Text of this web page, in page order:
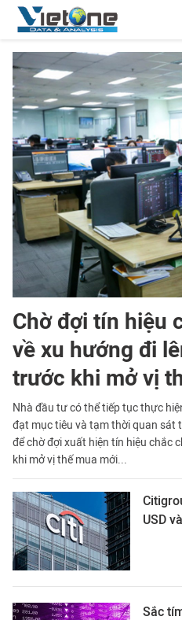
Chờ đợi tín hiệu
về xu hướng đi
trước khi mở vị
Nhà đầu tư có thể tiếp tục thực
đạt mục tiêu và tạm thời quan
để chờ đợi xuất hiện tín hiệu chắc
khi mở vị thế mua mới...
USD
Sắc